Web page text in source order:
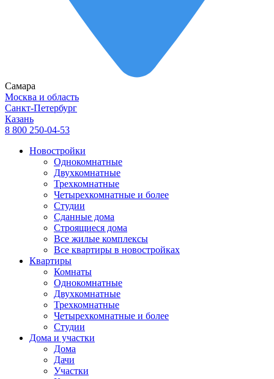
Самара
Москва и область
Санкт-Петербург
Казань
8 800 250-04-53
Новостройки
Однокомнатные
Двухкомнатные
Трехкомнатные
Четырехкомнатные и более
Студии
Сданные дома
Строящиеся дома
Все жилые комплексы
Все квартиры в новостройках
Квартиры
Комнаты
Однокомнатные
Двухкомнатные
Трехкомнатные
Четырехкомнатные и более
Студии
Дома и участки
Дома
Дачи
Участки